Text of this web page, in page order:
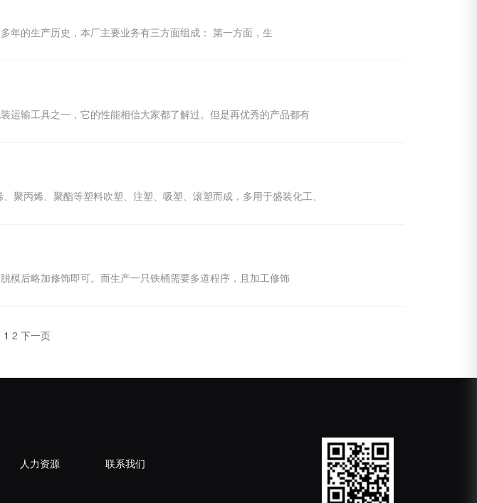
年的生产历史，本厂主要业务有三方面组成： 第一方面，生
运输工具之一，它的性能相信大家都了解过。但是再优秀的产品都有
聚丙烯、聚酯等塑料吹塑、注塑、吸塑、滚塑而成，多用于盛装化工、
模后略加修饰即可。而生产一只铁桶需要多道程序，且加工修饰
1 2 下一页
人力资源 联系我们